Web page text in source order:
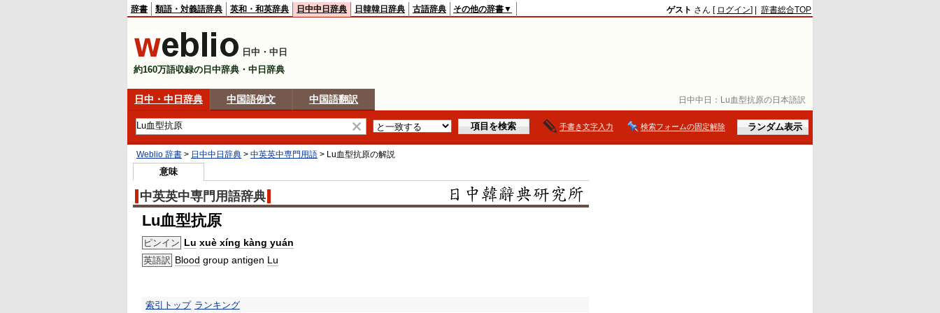
日中中日： Lu血型抗原の日本語訳
辞書 類語・対義語辞典 英和・和英辞典 日中中日辞典 日韓韓日辞典 古語辞典 その他の辞書▼ ゲスト さん [ ログイン] | 辞書総合TOP
日中・中日
約160万語収録の日中辞典・中日辞典
日中・中日辞典 中国語例文 中国語翻訳
手書き文字入力 検索フォームの固定解除
Weblio 辞書 > 日中中日辞典 > 中英英中専門用語 > Lu血型抗原の解説
意味
中英英中専門用語辞典
Lu血型抗原
ピンイン Lu xuè xíng kàng yuán
英語訳 Blood group antigen Lu
索引トップ ランキング